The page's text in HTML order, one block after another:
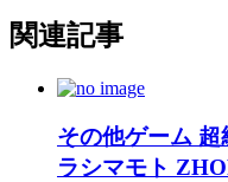
関連記事
その他ゲーム 超
ラシマモト